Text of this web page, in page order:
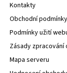
Kontakty
Obchodní podmínky
Podmínky užití
Zásady zpracování
Mapa serveru